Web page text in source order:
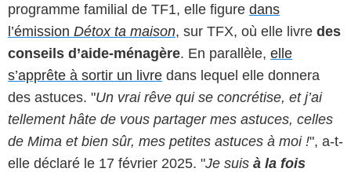
programme familial de TF1, elle figure dans
l’émission Détox ta maison, sur TFX, où elle livre des
conseils d’aide-ménagère. En parallèle, elle
s’apprête à sortir un livre dans lequel elle donnera
des astuces. "Un vrai rêve qui se concrétise, et j’ai
tellement hâte de vous partager mes astuces, celles
de Mima et bien sûr, mes petites astuces à moi !", a-t-
elle déclaré le 17 février 2025. "Je suis à la fois